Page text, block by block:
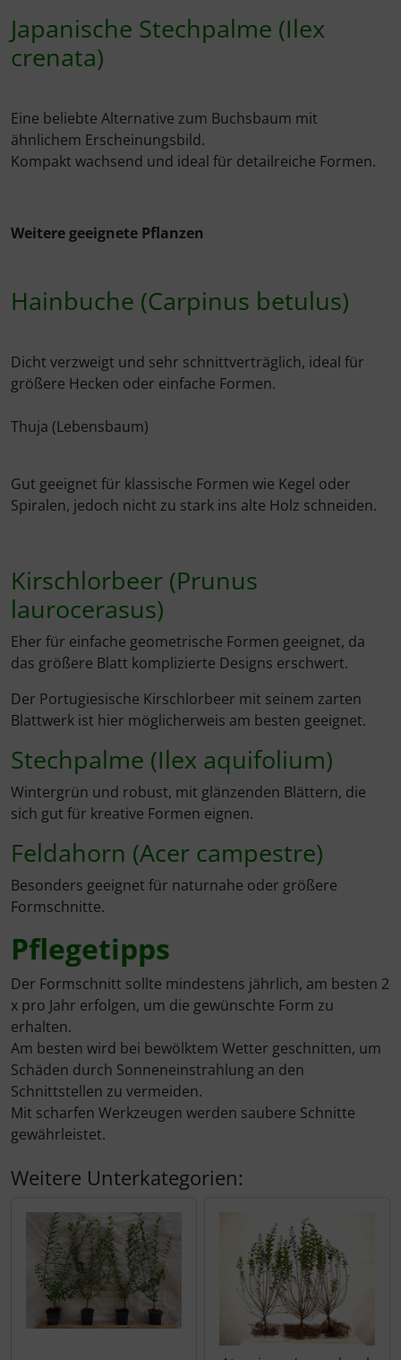
Japanische Stechpalme (Ilex
crenata)
Eine beliebte Alternative zum Buchsbaum mit
ähnlichem Erscheinungsbild.
Kompakt wachsend und ideal für detailreiche Formen.
Weitere geeignete Pflanzen
Hainbuche (Carpinus betulus)
Dicht verzweigt und sehr schnittverträglich, ideal für
größere Hecken oder einfache Formen.
Thuja (Lebensbaum)
Gut geeignet für klassische Formen wie Kegel oder
Spiralen, jedoch nicht zu stark ins alte Holz schneiden.
Kirschlorbeer (Prunus
laurocerasus)
Eher für einfache geometrische Formen geeignet, da
das größere Blatt komplizierte Designs erschwert.
Der Portugiesische Kirschlorbeer mit seinem zarten
Blattwerk ist hier möglicherweis am besten geeignet.
Stechpalme (Ilex aquifolium)
Wintergrün und robust, mit glänzenden Blättern, die
sich gut für kreative Formen eignen.
Feldahorn (Acer campestre)
Besonders geeignet für naturnahe oder größere
Formschnitte.
Pflegetipps
Der Formschnitt sollte mindestens jährlich, am besten 2
x pro Jahr erfolgen, um die gewünschte Form zu
erhalten.
Am besten wird bei bewölktem Wetter geschnitten, um
Schäden durch Sonneneinstrahlung an den
Schnittstellen zu vermeiden.
Mit scharfen Werkzeugen werden saubere Schnitte
gewährleistet.
Weitere Unterkategorien: